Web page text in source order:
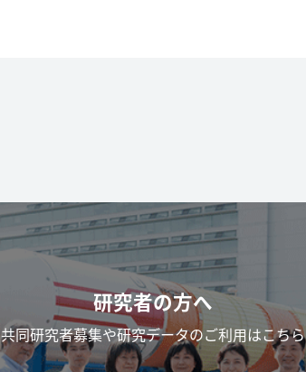
研究者の方へ
共同研究者募集や研究データのご利用はこちら